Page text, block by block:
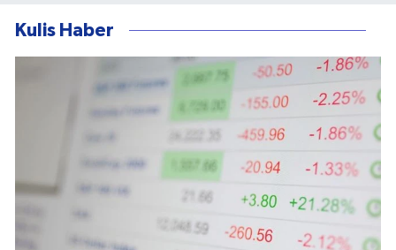
Kulis Haber